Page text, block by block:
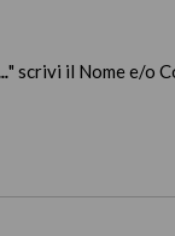
" scrivi il Nome e/o